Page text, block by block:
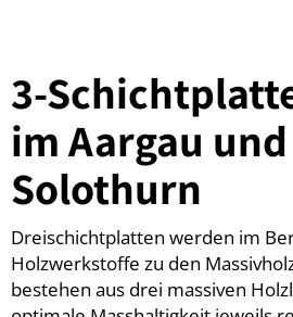
3-
im Aargau
Solothurn
Dreischichtplatten werden im
Holzwerkstoffe zu den
bestehen aus drei massiven